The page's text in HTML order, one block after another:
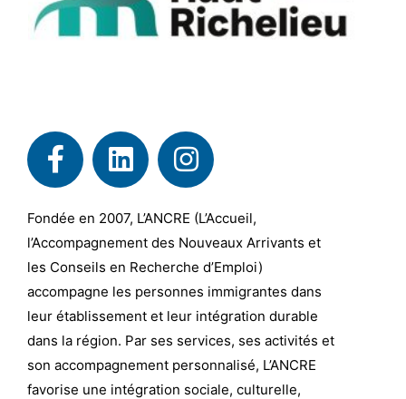
Fondée en 2007, L’ANCRE (L’Accueil,
l’Accompagnement des Nouveaux Arrivants et
les Conseils en Recherche d’Emploi)
accompagne les personnes immigrantes dans
leur établissement et leur intégration durable
dans la région. Par ses services, ses activités et
son accompagnement personnalisé, L’ANCRE
favorise une intégration sociale, culturelle,